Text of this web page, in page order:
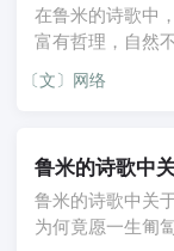
在鲁米的诗歌中
富有哲理，自然
〔文〕网络
鲁米的诗歌中
鲁米的诗歌中关
为何竟愿一生匍